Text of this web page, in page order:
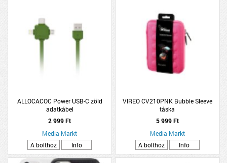
ALLOCACOC Power USB-C zöld
adatkábel
2 999 Ft
Media Markt
A bolthoz
Info
VIREO CV210PNK Bubble Sleeve
táska
5 999 Ft
Media Markt
A bolthoz
Info